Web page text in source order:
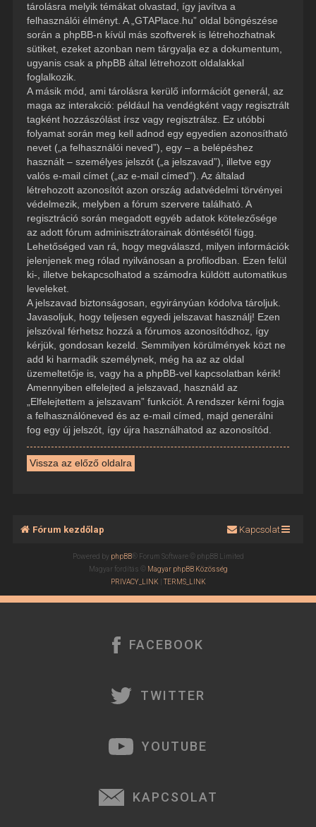
tárolásra melyik témákat olvastad, így javítva a
felhasználói élményt. A „GTAPlace.hu” oldal böngészése
során a phpBB-n kívül más szoftverek is létrehozhatnak
sütiket, ezeket azonban nem tárgyalja ez a dokumentum,
ugyanis csak a phpBB által létrehozott oldalakkal
foglalkozik.
A másik mód, ami tárolásra kerülő információt generál, az
maga az interakció: például ha vendégként vagy regisztrált
tagként hozzászólást írsz vagy regisztrálsz. Ez utóbbi
folyamat során meg kell adnod egy egyedien azonosítható
nevet („a felhasználói neved”), egy – a belépéshez
használt – személyes jelszót („a jelszavad”), illetve egy
valós e-mail címet („az e-mail címed”). Az általad
létrehozott azonosítót azon ország adatvédelmi törvényei
védelmezik, melyben a fórum szervere található. A
regisztráció során megadott egyéb adatok kötelezősége
az adott fórum adminisztrátorainak döntésétől függ.
Lehetőséged van rá, hogy megválaszd, milyen információk
jelenjenek meg rólad nyilvánosan a profilodban. Ezen felül
ki-, illetve bekapcsolhatod a számodra küldött automatikus
leveleket.
A jelszavad biztonságosan, egyirányúan kódolva tároljuk.
Javasoljuk, hogy teljesen egyedi jelszavat használj! Ezen
jelszóval férhetsz hozzá a fórumos azonosítódhoz, így
kérjük, gondosan kezeld. Semmilyen körülmények közt ne
add ki harmadik személynek, még ha az az oldal
üzemeltetője is, vagy ha a phpBB-vel kapcsolatban kérik!
Amennyiben elfelejted a jelszavad, használd az
„Elfelejtettem a jelszavam” funkciót. A rendszer kérni fogja
a felhasználóneved és az e-mail címed, majd generálni
fog egy új jelszót, így újra használhatod az azonosítód.
Vissza az előző oldalra
Fórum kezdőlap Kapcsolat
Powered by phpBB® Forum Software © phpBB Limited
Magyar fordítás © Magyar phpBB Közösség
PRIVACY_LINK |TERMS_LINK
FACEBOOK
TWITTER
YOUTUBE
KAPCSOLAT